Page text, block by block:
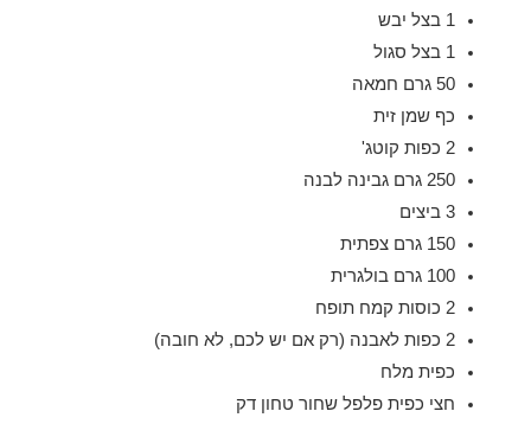
1 בצל יבש
1 בצל סגול
50 גרם חמאה
כף שמן זית
2 כפות קוטג'
250 גרם גבינה לבנה
3 ביצים
150 גרם צפתית
100 גרם בולגרית
2 כוסות קמח תופח
2 כפות לאבנה (רק אם יש לכם, לא חובה)
כפית מלח
חצי כפית פלפל שחור טחון דק